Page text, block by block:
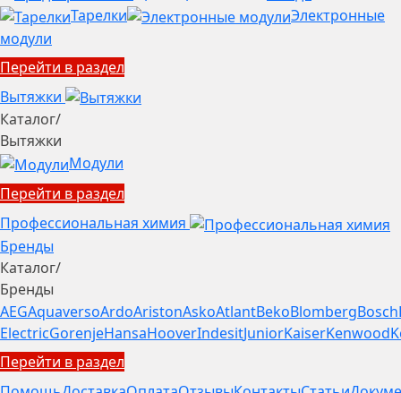
Тарелки
Электронные
модули
Перейти в раздел
Вытяжки
Каталог/
Вытяжки
Модули
Перейти в раздел
Профессиональная химия
Бренды
Каталог/
Бренды
AEGAquaversoArdoAristonAskoAtlantBekoBlombergBosch
ElectricGorenjeHansaHooverIndesitJuniorKaiserKenwood
Перейти в раздел